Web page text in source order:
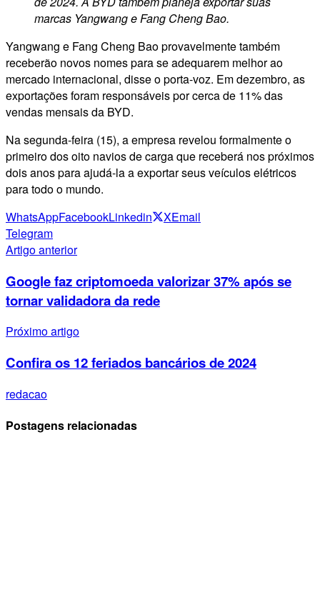
marcas Yangwang e Fang Cheng Bao.
Yangwang e Fang Cheng Bao provavelmente também
receberão novos nomes para se adequarem melhor ao
mercado internacional, disse o porta-voz. Em dezembro, as
exportações foram responsáveis por cerca de 11% das
vendas mensais da BYD.
Na segunda-feira (15), a empresa revelou formalmente o
primeiro dos oito navios de carga que receberá nos próximos
dois anos para ajudá-la a exportar seus veículos elétricos
para todo o mundo.
WhatsAppFacebookLinkedin XEmail
Telegram
Artigo anterior
Google faz criptomoeda valorizar 37% após se
tornar validadora da rede
Próximo artigo
Confira os 12 feriados bancários de 2024
redacao
Postagens relacionadas